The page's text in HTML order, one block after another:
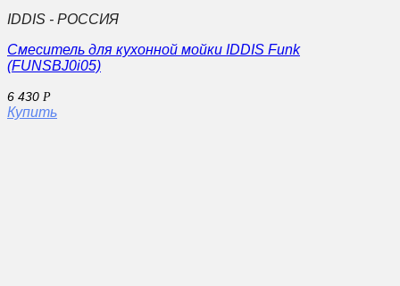
IDDIS - РОССИЯ
Смеситель для кухонной мойки IDDIS Funk
(FUNSBJ0i05)
6 430 Р
Купить